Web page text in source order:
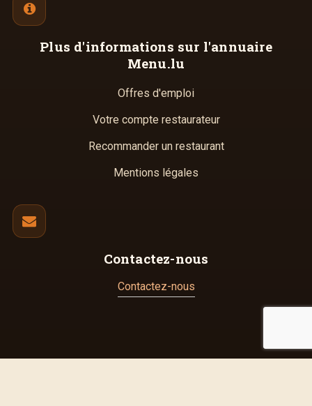
Plus d'informations sur l'annuaire
Menu.lu
Offres d'emploi
Votre compte restaurateur
Recommander un restaurant
Mentions légales
Contactez-nous
Contactez-nous